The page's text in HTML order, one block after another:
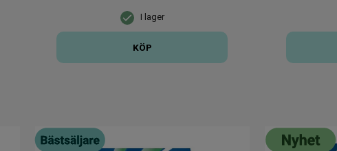
I lager
KÖP